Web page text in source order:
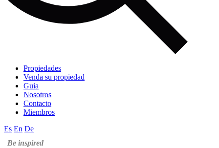
Propiedades
Venda su propiedad
Guia
Nosotros
Contacto
Miembros
Es En De
Be inspired